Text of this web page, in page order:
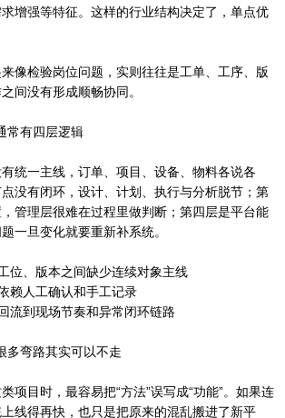
增强等特征。这样的行业结构决定了，单点优
像检验岗位问题，实则往往是工单、工序、版
间没有形成顺畅协同。
常有四层逻辑
统一主线，订单、项目、设备、物料各说各
没有闭环，设计、计划、执行与分析脱节；第
管理层很难在过程里做判断；第四层是平台能
一旦变化就要重新补系统。
位、版本之间缺少连续对象主线
赖人工确认和手工记录
流到现场节奏和异常闭环链路
多弯路其实可以不走
项目时，最容易把“方法”误写成“功能”。如果连
线得再快，也只是把原来的混乱搬进了新平